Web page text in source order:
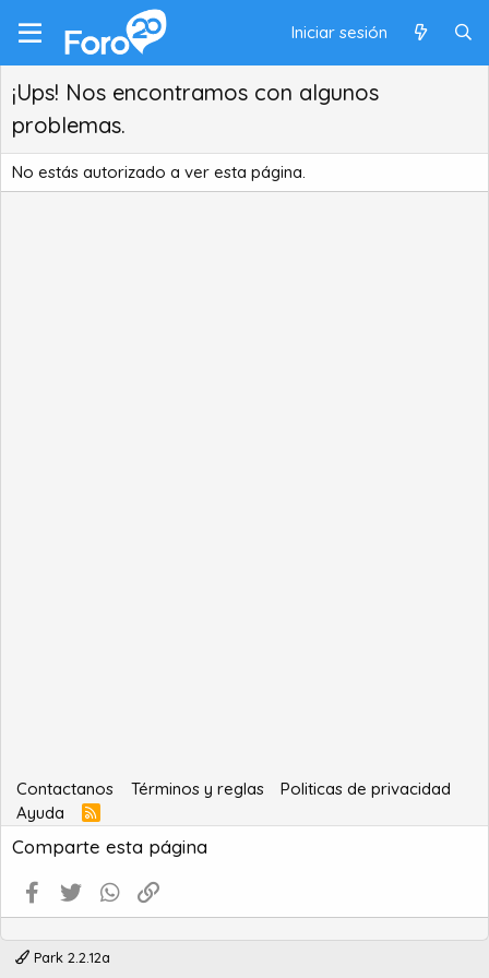
Iniciar sesión
¡Ups! Nos encontramos con algunos
problemas.
No estás autorizado a ver esta página.
Contactanos Términos y reglas
Politicas de privacidad
Ayuda
R
S
S
Comparte esta página
Facebook
Twitter WhatsApp
Park 2.2.12a